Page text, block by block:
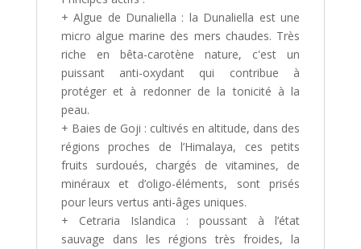
+ Algue de Dunaliella : la Dunaliella est une
micro algue marine des mers chaudes. Très
riche en bêta-carotène nature, c'est un
puissant anti-oxydant qui contribue à
protéger et à redonner de la tonicité à la
peau.
+ Baies de Goji : cultivés en altitude, dans des
régions proches de l’Himalaya, ces petits
fruits surdoués, chargés de vitamines, de
minéraux et d’oligo-éléments, sont prisés
pour leurs vertus anti-âges uniques.
+ Cetraria Islandica : poussant à l’état
sauvage dans les régions très froides, la